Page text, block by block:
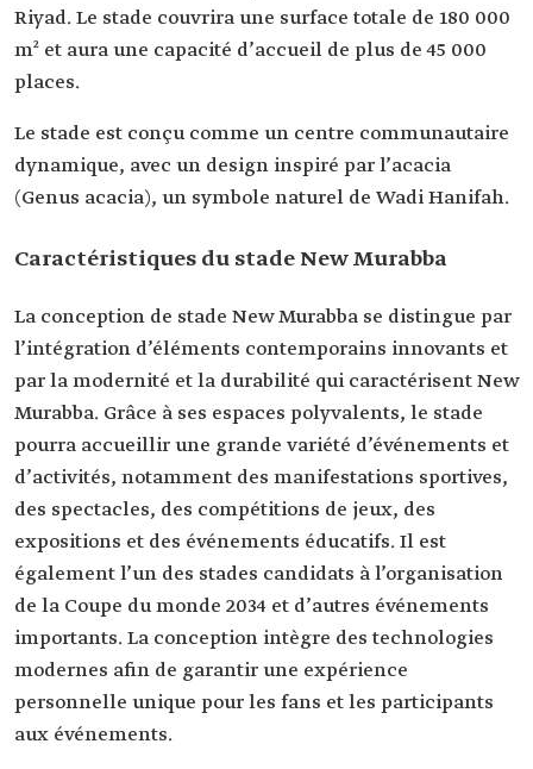
Riyad. Le stade couvrira une surface totale de 180 000
m² et aura une capacité d’accueil de plus de 45 000
places.
Le stade est conçu comme un centre communautaire
dynamique, avec un design inspiré par l’acacia
(Genus acacia), un symbole naturel de Wadi Hanifah.
Caractéristiques du stade New Murabba
La conception de stade New Murabba se distingue par
l’intégration d’éléments contemporains innovants et
par la modernité et la durabilité qui caractérisent New
Murabba. Grâce à ses espaces polyvalents, le stade
pourra accueillir une grande variété d’événements et
d’activités, notamment des manifestations sportives,
des spectacles, des compétitions de jeux, des
expositions et des événements éducatifs. Il est
également l’un des stades candidats à l’organisation
de la Coupe du monde 2034 et d’autres événements
importants. La conception intègre des technologies
modernes afin de garantir une expérience
personnelle unique pour les fans et les participants
aux événements.